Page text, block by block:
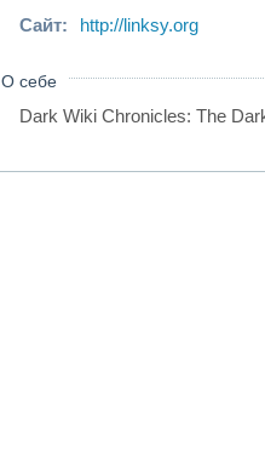
Сайт:
http://linksy.org
О себе
Dark Wiki Chronicles: The